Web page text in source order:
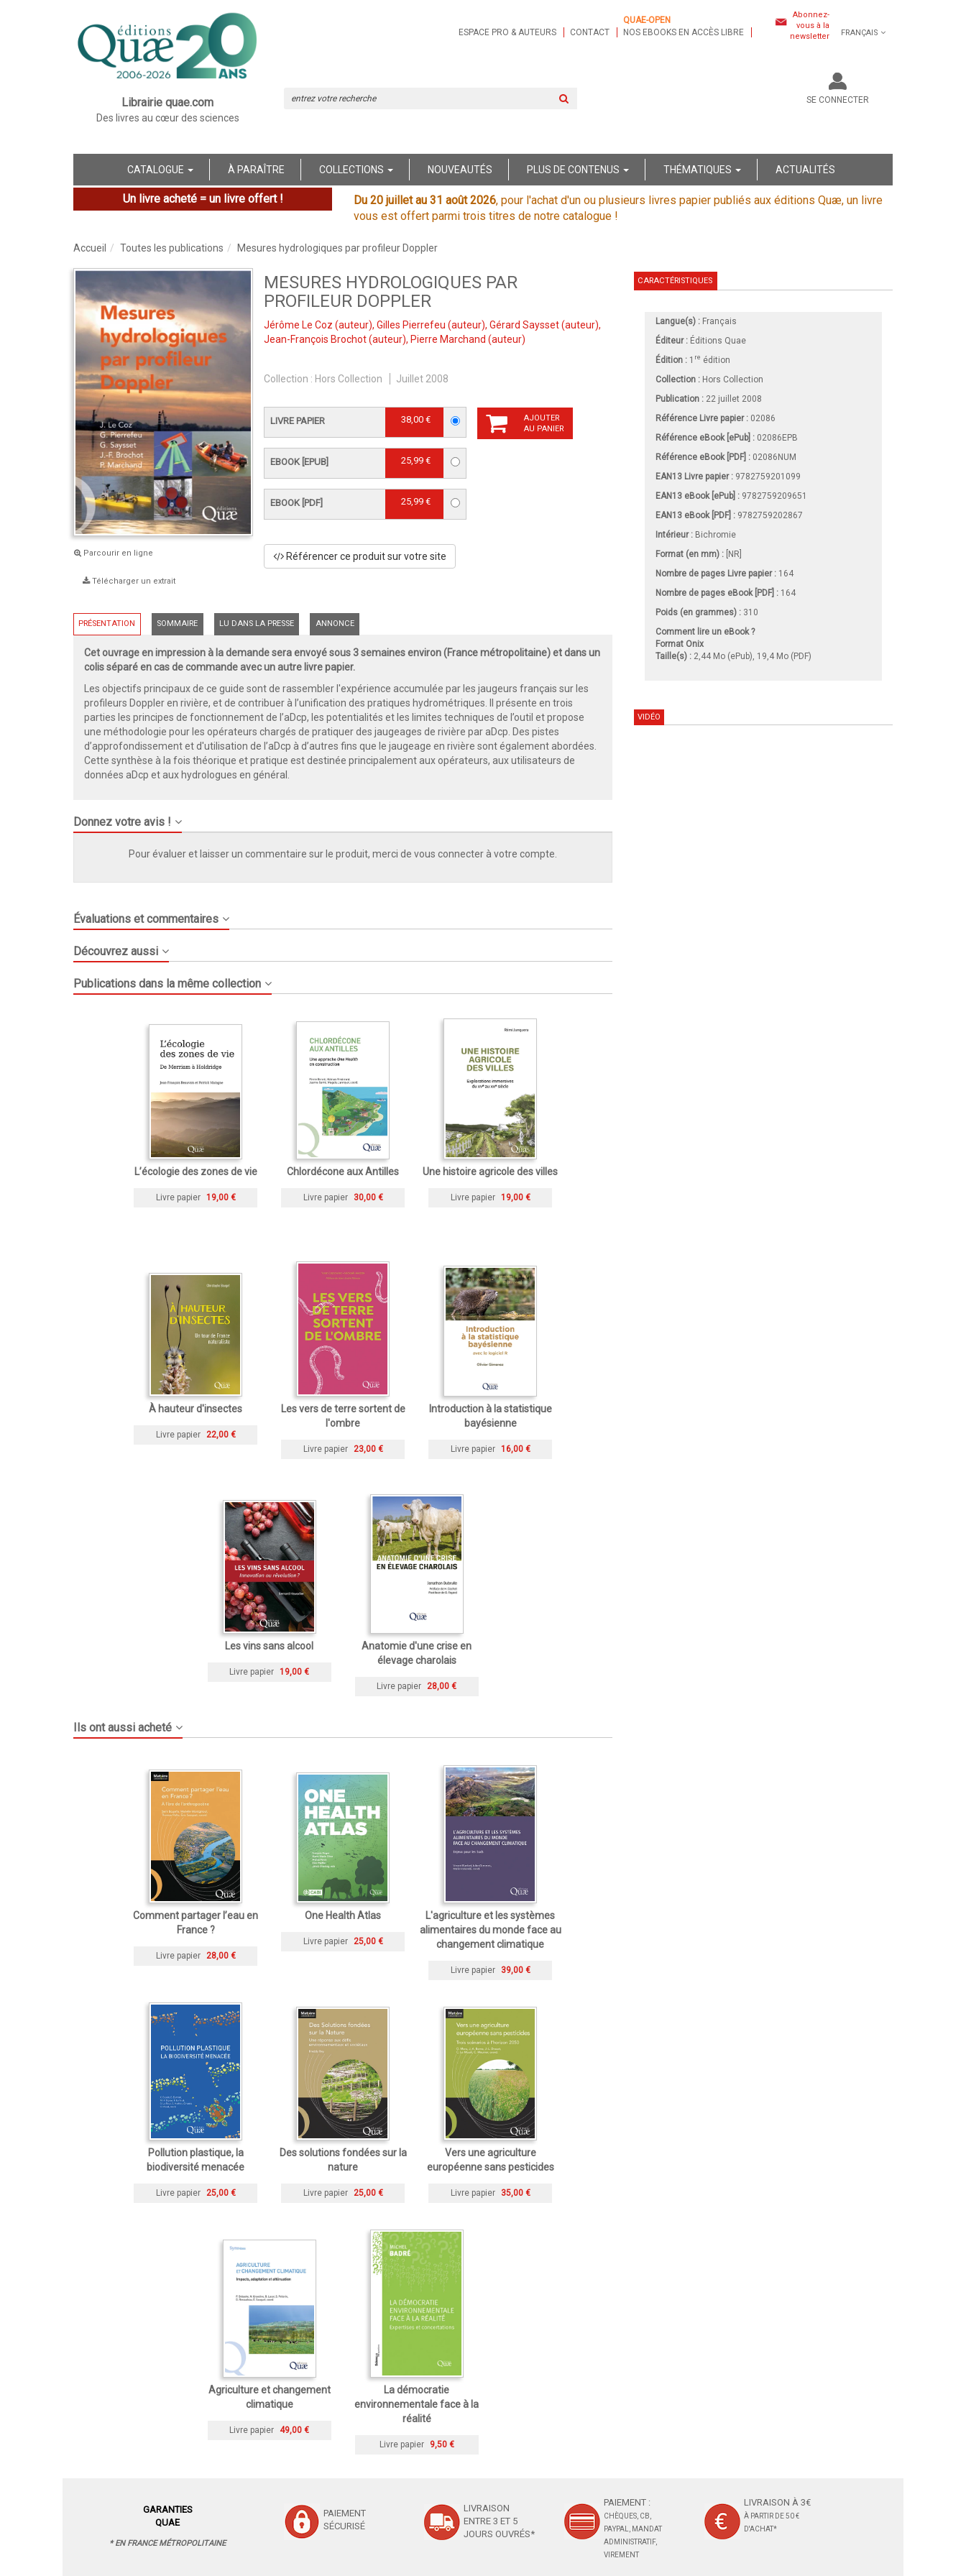
Librairie quae.com
Des livres au cœur des sciences
ESPACE PRO & AUTEURS CONTACT
QUAE-OPEN
NOS EBOOKS EN ACCÈS LIBRE
Abonnez-
vous à la
newsletter
FRANÇAIS
SE CONNECTER
CATALOGUE À PARAÎTRE COLLECTIONS NOUVEAUTÉS PLUS DE CONTENUS THÉMATIQUES ACTUALITÉS
Un livre acheté = un livre offert ! Du 20 juillet au 31 août 2026, pour l'achat d'un ou plusieurs livres papier publiés aux éditions Quæ, un livre
vous est offert parmi trois titres de notre catalogue !
Accueil Toutes les publications Mesures hydrologiques par profileur Doppler
Parcourir en ligne
Télécharger un extrait
MESURES HYDROLOGIQUES PAR
PROFILEUR DOPPLER
Jérôme Le Coz (auteur), Gilles Pierrefeu (auteur), Gérard Saysset(auteur),
Jean-François Brochot(auteur), Pierre Marchand (auteur)
Collection : Hors Collection Juillet 2008
LIVRE PAPIER 38,00 €
EBOOK [EPUB] 25,99 €
EBOOK [PDF] 25,99 €
AJOUTER
AU PANIER
Référencer ce produit sur votre site
PRÉSENTATION SOMMAIRE LU DANS LA PRESSE ANNONCE
Cet ouvrage en impression à la demande sera envoyé sous 3 semaines environ (France métropolitaine) et dans un
colis séparé en cas de commande avec un autre livre papier.
Les objectifs principaux de ce guide sont de rassembler l'expérience accumulée par les jaugeurs français sur les
profileurs Doppler en rivière, et de contribuer à l’unification des pratiques hydrométriques. Il présente en trois
parties les principes de fonctionnement de l’aDcp, les potentialités et les limites techniques de l’outil et propose
une méthodologie pour les opérateurs chargés de pratiquer des jaugeages de rivière par aDcp. Des pistes
d’approfondissement et d'utilisation de l’aDcp à d’autres fins que le jaugeage en rivière sont également abordées.
Cette synthèse à la fois théorique et pratique est destinée principalement aux opérateurs, aux utilisateurs de
données aDcp et aux hydrologues en général.
Donnez votre avis !
Pour évaluer et laisser un commentaire sur le produit, merci de vous connecter à votre compte.
Évaluations et commentaires
Découvrez aussi
Publications dans la même collection
L’écologie des zones de vie
Livre papier 19,00 €
Chlordécone aux Antilles
Livre papier 30,00 €
Une histoire agricole des villes
Livre papier 19,00 €
À hauteur d'insectes
Livre papier 22,00 €
Les vers de terre sortent de
l'ombre
Livre papier 23,00 €
Introduction à la statistique
bayésienne
Livre papier 16,00 €
Les vins sans alcool
Livre papier 19,00 €
Anatomie d'une crise en
élevage charolais
Livre papier 28,00 €
Ils ont aussi acheté
Comment partager l’eau en
France ?
Livre papier 28,00 €
One Health Atlas
Livre papier 25,00 €
L'agriculture et les systèmes
alimentaires du monde face au
changement climatique
Livre papier 39,00 €
Pollution plastique, la
biodiversité menacée
Livre papier 25,00 €
Des solutions fondées sur la
nature
Livre papier 25,00 €
Vers une agriculture
européenne sans pesticides
Livre papier 35,00 €
Agriculture et changement
climatique
Livre papier 49,00 €
La démocratie
environnementale face à la
réalité
Livre papier 9,50 €
CARACTÉRISTIQUES
Langue(s) : Français
Éditeur : Éditions Quae
Édition : 1 re édition
Collection : Hors Collection
Publication : 22 juillet 2008
Référence Livre papier : 02086
Référence eBook [ePub] : 02086EPB
Référence eBook [PDF] : 02086NUM
EAN13 Livre papier : 9782759201099
EAN13 eBook [ePub] : 9782759209651
EAN13 eBook [PDF] : 9782759202867
Intérieur : Bichromie
Format (en mm) : [NR]
Nombre de pages Livre papier: 164
Nombre de pages eBook [PDF] : 164
Poids (en grammes) : 310
Comment lire un eBook ?
Format Onix
Taille(s) : 2,44 Mo (ePub), 19,4 Mo (PDF)
VIDÉO
GARANTIES
QUAE
* EN FRANCE MÉTROPOLITAINE
PAIEMENT
SÉCURISÉ
LIVRAISON
ENTRE 3 ET 5
JOURS OUVRÉS*
PAIEMENT :
CHÈQUES, CB,
PAYPAL, MANDAT
ADMINISTRATIF,
VIREMENT
LIVRAISON À 3€
À PARTIR DE 50 €
D'ACHAT*